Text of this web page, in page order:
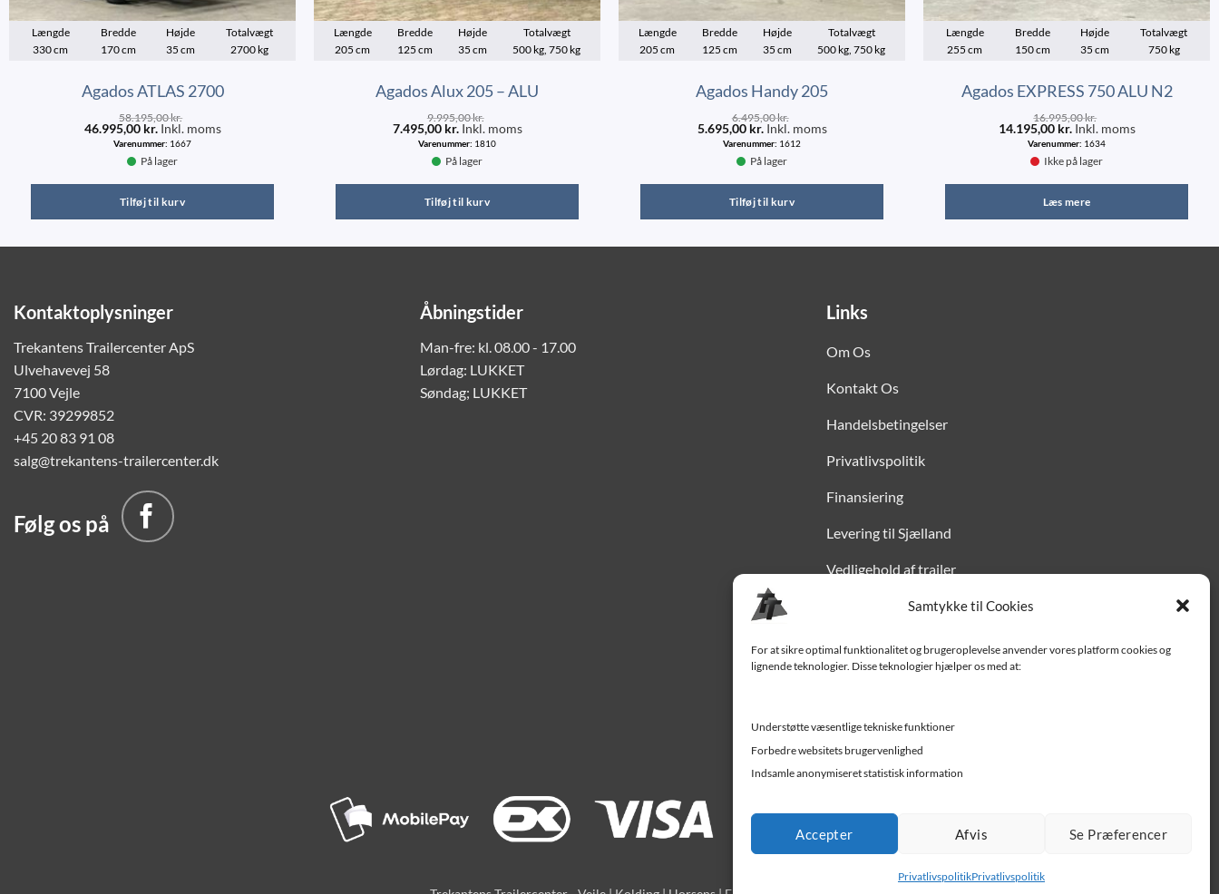
Samtykke til Cookies
For at sikre optimal funktionalitet og brugeroplevelse anvender vores platform cookies og
lignende teknologier. Disse teknologier hjælper os med at:
Understøtte væsentlige tekniske funktioner
Forbedre websitets brugervenlighed
Indsamle anonymiseret statistisk information
Accepter Afvis Se Præferencer
PrivatlivspolitikPrivatlivspolitik
Længde
330 cm
Bredde
170 cm
Højde
35 cm
Totalvægt
2700 kg
Agados ATLAS 2700
58.195,00kr.
46.995,00 kr.Inkl. moms
Varenummer: 1667
På lager
Tilføj til kurv
Længde
205 cm
Bredde
125 cm
Højde
35 cm
Totalvægt
500 kg, 750 kg
Agados Alux 205 – ALU
9.995,00kr.
7.495,00 kr.Inkl. moms
Varenummer: 1810
På lager
Tilføj til kurv
Længde
205 cm
Bredde
125 cm
Højde
35 cm
Totalvægt
500 kg, 750 kg
Agados Handy 205
6.495,00kr.
5.695,00 kr.Inkl. moms
Varenummer: 1612
På lager
Tilføj til kurv
Længde
255 cm
Bredde
150 cm
Højde
35 cm
Totalvægt
750 kg
Agados EXPRESS 750 ALU N2
16.995,00kr.
14.195,00 kr.Inkl. moms
Varenummer: 1634
Ikke på lager
Læs mere
Kontaktoplysninger
Trekantens Trailercenter ApS
Ulvehavevej 58
7100 Vejle
CVR: 39299852
+45 20 83 91 08
salg@trekantens-trailercenter.dk
Følg os på
Åbningstider
Man-fre: kl. 08.00 - 17.00
Lørdag: LUKKET
Søndag; LUKKET
Links
Om Os
Kontakt Os
Handelsbetingelser
Privatlivspolitik
Finansiering
Levering til Sjælland
Vedligehold af trailer
Trailer-hjælp og FAQ
Job/ledige stillinger